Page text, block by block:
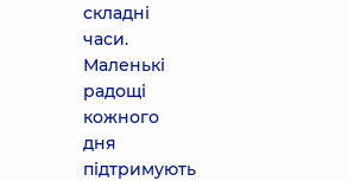
складні
часи.
Маленькі
радощі
кожного
дня
підтримують